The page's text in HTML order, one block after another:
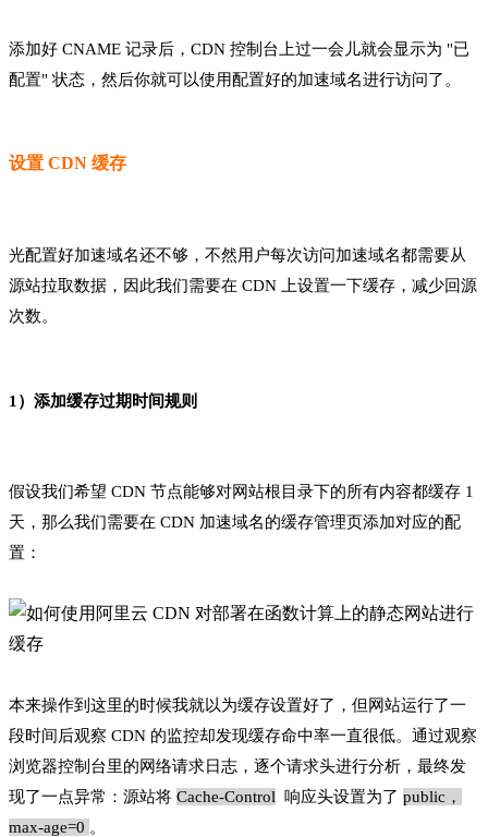
添加好 CNAME 记录后，CDN 控制台上过一会儿就会显示为 "已
配置" 状态，然后你就可以使用配置好的加速域名进行访问了。
设置 CDN 缓存
光配置好加速域名还不够，不然用户每次访问加速域名都需要从
源站拉取数据，因此我们需要在 CDN 上设置一下缓存，减少回源
次数。
1）添加缓存过期时间规则
假设我们希望 CDN 节点能够对网站根目录下的所有内容都缓存 1
天，那么我们需要在 CDN 加速域名的缓存管理页添加对应的配
置：
本来操作到这里的时候我就以为缓存设置好了，但网站运行了一
段时间后观察 CDN 的监控却发现缓存命中率一直很低。通过观察
浏览器控制台里的网络请求日志，逐个请求头进行分析，最终发
现了一点异常：源站将 Cache-Control 响应头设置为了 public，
max-age=0 。